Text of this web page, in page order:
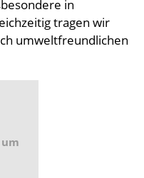
in
tragen wir
umweltfreundlichen